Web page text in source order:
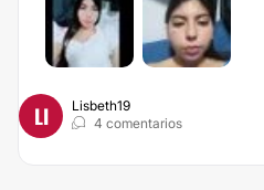
LI
Lisbeth19
4 comentarios